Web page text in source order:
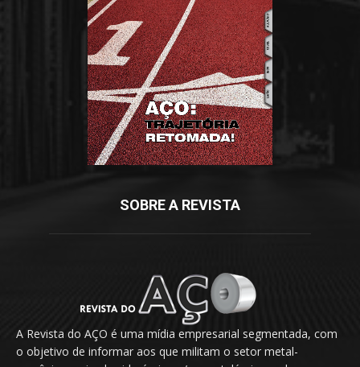
SOBRE A REVISTA
A Revista do AÇO é uma mídia empresarial segmentada, com
o objetivo de informar aos que militam o setor metal-